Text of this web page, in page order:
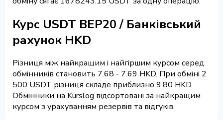
Курс USDT BEP20 / Банківський
рахунок HKD
Різниця між найкращим і найгіршим курсом серед
обмінників становить 7.68 - 7.69 HKD. При обміні 2
500 USDT різниця складе приблизно 9.80 HKD.
Обмінники на Kurslog відсортовані за найкращим
курсом з урахуванням резервів та відгуків.